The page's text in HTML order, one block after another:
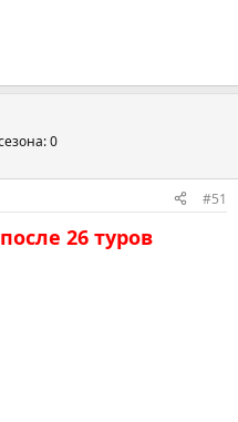
0
#51
26 туров​